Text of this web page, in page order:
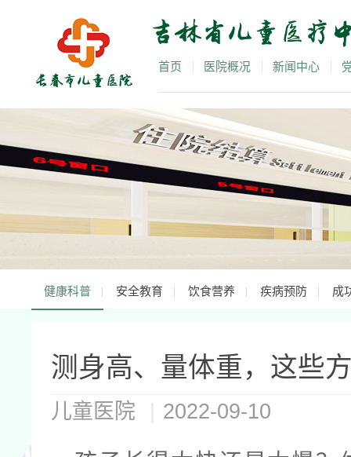
首页 医院概况 新闻中心
健康科普 安全教育 饮食营养 疾病预防 成
测身高、量体重，这些
儿童医院 2022-09-10